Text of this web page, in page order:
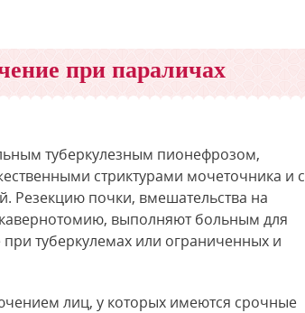
при параличах
туберкулезным пионефрозом,
стриктурами мочеточника и с
Резекцию почки, вмешательства на
выполняют больным для
при туберкулемах или ограниченных и
лиц, у которых имеются срочные